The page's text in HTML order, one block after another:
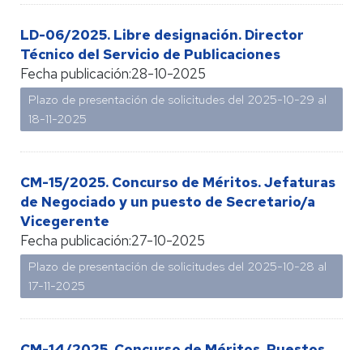
LD-06/2025. Libre designación. Director
Técnico del Servicio de Publicaciones
Fecha publicación:28-10-2025
Plazo de presentación de solicitudes del 2025-10-29 al
18-11-2025
CM-15/2025. Concurso de Méritos. Jefaturas
de Negociado y un puesto de Secretario/a
Vicegerente
Fecha publicación:27-10-2025
Plazo de presentación de solicitudes del 2025-10-28 al
17-11-2025